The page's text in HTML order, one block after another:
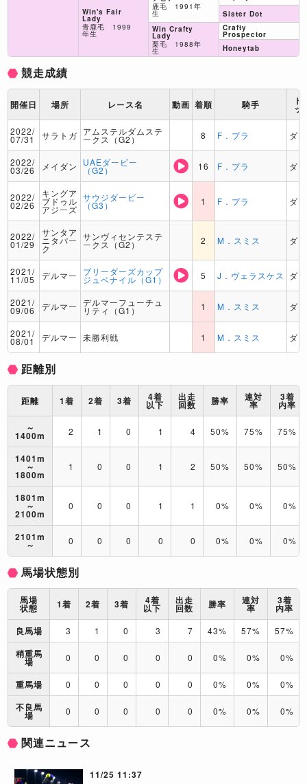
Win's Fair
Lady
青鹿毛 1999
年生
鹿毛 1991年
生
Win Crafty
Lady
栗毛 1988年
生
Sister Dot
Crafty
Prospector
Honeytab
競走成績
開催日 場所 レース名 動画 着順 騎手 ト
ッ
2022/
07/31 サラトガ アムステルダムステ
ークス（G2） 8 F．プラ ダ
2022/
03/26 メイダン UAEダービー
（G2） 16 F．プラ ダ
2022/
02/26
キングア
ブドゥル
アジーズ
サウジダービー
（G3） 1 F．プラ ダ
2022/
01/29
サンタア
ニタパー
ク
サンヴィセンテステ
ークス（G2） 2 M．スミス ダ
2021/
11/05 デルマー ブリーダーズカップ
ジュベナイル（G1） 5 J．ヴェラスケス ダ
2021/
09/06 デルマー デルマーフューチュ
リティ（G1） 1 M．スミス ダ
2021/
08/01 デルマー 未勝利戦 1 M．スミス ダ
距離別
距離 1着 2着 3着 4着
以下
出走
回数 勝率 連対
率
3着
内率
～
1400m 2 1 0 1 4 50% 75% 75%
1401m
～
1800m
1 0 0 1 2 50% 50% 50%
1801m
～
2100m
0 0 0 1 1 0% 0% 0%
2101m
～ 0 0 0 0 0 0% 0% 0%
馬場状態別
馬場
状態 1着 2着 3着 4着
以下
出走
回数 勝率 連対
率
3着
内率
良馬場
3 1 0 3 7 43% 57% 57%
稍重馬
場 0 0 0 0 0 0% 0% 0%
重馬場 0 0 0 0 0 0% 0% 0%
不良馬
場 0 0 0 0 0 0% 0% 0%
関連ニュース
11/25 11:37